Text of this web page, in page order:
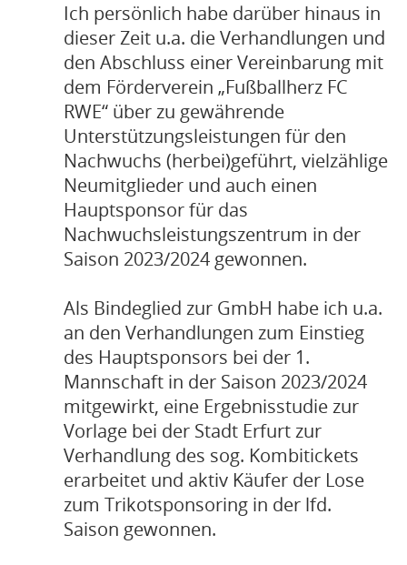
Ich persönlich habe darüber hinaus in
dieser Zeit u.a. die Verhandlungen und
den Abschluss einer Vereinbarung mit
dem Förderverein „Fußballherz FC
RWE“ über zu gewährende
Unterstützungsleistungen für den
Nachwuchs (herbei)geführt, vielzählige
Neumitglieder und auch einen
Hauptsponsor für das
Nachwuchsleistungszentrum in der
Saison 2023/2024 gewonnen.
Als Bindeglied zur GmbH habe ich u.a.
an den Verhandlungen zum Einstieg
des Hauptsponsors bei der 1.
Mannschaft in der Saison 2023/2024
mitgewirkt, eine Ergebnisstudie zur
Vorlage bei der Stadt Erfurt zur
Verhandlung des sog. Kombitickets
erarbeitet und aktiv Käufer der Lose
zum Trikotsponsoring in der lfd.
Saison gewonnen.